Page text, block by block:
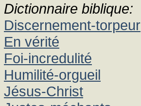
Dictionnaire biblique:
Discernement-torpeur
En vérité
Foi-incredulité
Humilité-orgueil
Jésus-Christ